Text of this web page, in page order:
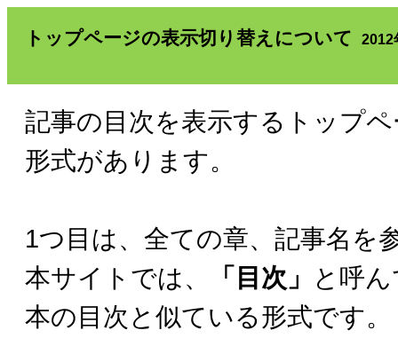
トップページの表示切り替えについて 2012
記事の目次を表示するトップ
形式があります。
1つ目は、全ての章、記事名を
本サイトでは、
「目次」
と呼
本の目次と似ている形式です。